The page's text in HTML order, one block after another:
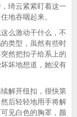
绮云紧紧盯着这一
地吞咽起来。
么激动干什么，不
类型，虽然有些时
然把扣子给系上的
坏地想道，她没有
解开纽扣，很快第
后轻轻地用手将解
见白色的胸罩，颜